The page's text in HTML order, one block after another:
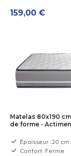
159,00 €
Matelas 80x190
de forme -
Épaisseur :20 cm
Confort :Ferme